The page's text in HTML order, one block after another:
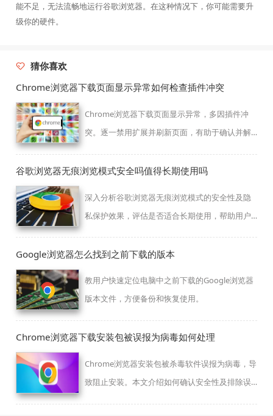
能不足，无法流畅地运行谷歌浏览器。在这种情况下，你可能需要升
级你的硬件。
猜你喜欢
Chrome浏览器下载页面显示异常如何检查插件冲突
Chrome浏览器下载页面显示异常，多因插件冲
突。逐一禁用扩展并刷新页面，有助于确认并解
谷歌浏览器无痕浏览模式安全吗值得长期使用吗
深入分析谷歌浏览器无痕浏览模式的安全性及隐
私保护效果，评估是否适合长期使用，帮助用户
Google浏览器怎么找到之前下载的版本
教用户快速定位电脑中之前下载的Google浏览器
版本文件，方便备份和恢复使用。
Chrome浏览器下载安装包被误报为病毒如何处理
Chrome浏览器安装包被杀毒软件误报为病毒，导
致阻止安装。本文介绍如何确认安全性及排除误